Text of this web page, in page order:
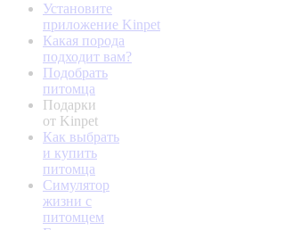
Установите
приложение Kinpet
Какая порода
подходит вам?
Подобрать
питомца
Подарки
от Kinpet
Как выбрать
и купить
питомца
Симулятор
жизни с
питомцем